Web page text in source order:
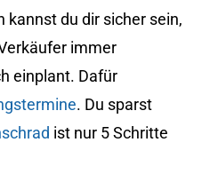
kannst du dir sicher sein,
immer
einplant. Dafür
. Du sparst
ist nur 5 Schritte